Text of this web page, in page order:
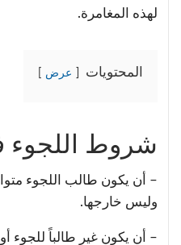
لهذه المغامرة.
المحتويات عرض
شروط اللجوء
– أن يكون طالب اللجوء
وليس خارجها.
– أن يكون غير طالباً للجوء